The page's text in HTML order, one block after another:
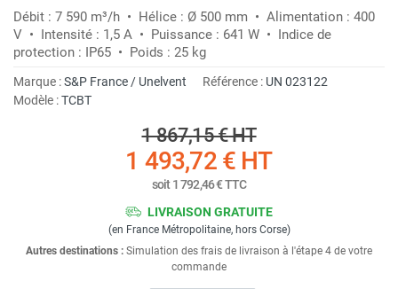
Débit : 7 590 m³/h • Hélice : Ø 500 mm • Alimentation : 400
V • Intensité : 1,5 A • Puissance : 641 W • Indice de
protection : IP65 • Poids : 25 kg
Marque :S&P France / Unelvent Référence : UN 023122
Modèle :TCBT
1 867,15 €HT
1 493,72 € HT
soit1 792,46 €TTC
LIVRAISON GRATUITE
(en France Métropolitaine, hors Corse)
Autres destinations : Simulation des frais de livraison à l'étape 4 de votre
commande